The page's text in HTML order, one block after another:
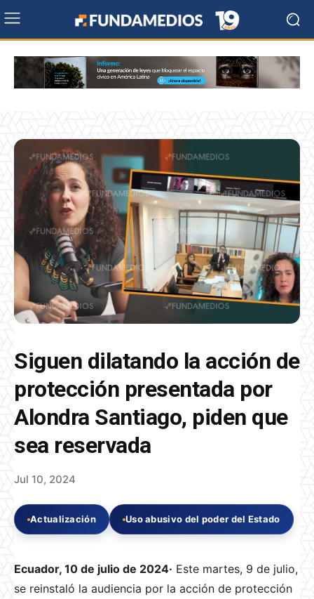
Siguen dilatando la acción de
protección presentada por
Alondra Santiago, piden que
sea reservada
Jul 10, 2024
Actualización Uso abusivo del poder del Estado
Ecuador, 10 de julio de 2024· Este martes, 9 de julio,
se reinstaló la audiencia por la acción de protección